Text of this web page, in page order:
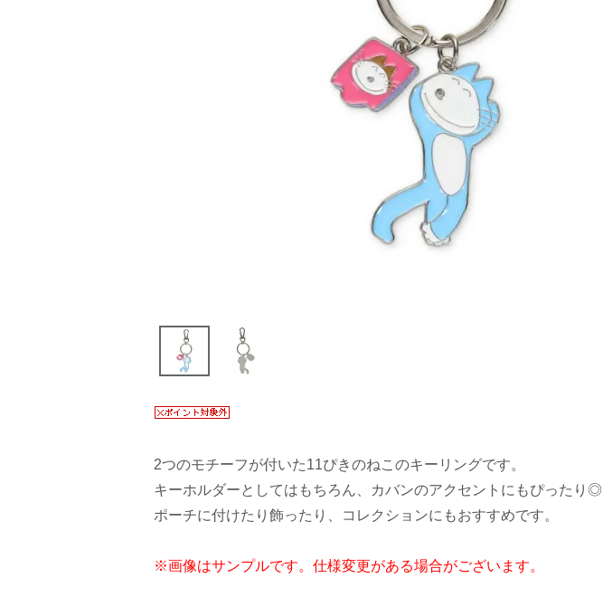
2つのモチーフが付いた11ぴきのねこのキーリングです。
キーホルダーとしてはもちろん、カバンのアクセントにもぴったり◎
ポーチに付けたり飾ったり、コレクションにもおすすめです。
※画像はサンプルです。仕様変更がある場合がございます。